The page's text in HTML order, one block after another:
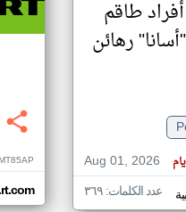
طاقم
رهائن
Aug 01, 2026
عدد الكلمات: ٣٦٩